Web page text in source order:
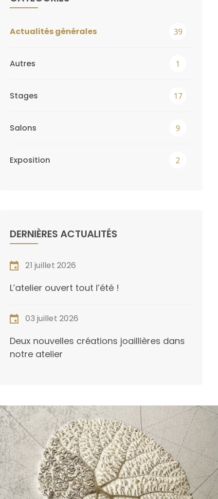
Actualités générales 39
Autres 1
Stages 17
Salons 9
Exposition 2
DERNIÈRES ACTUALITÉS
21 juillet 2026
L’atelier ouvert tout l’été !
03 juillet 2026
Deux nouvelles créations joaillières dans
notre atelier